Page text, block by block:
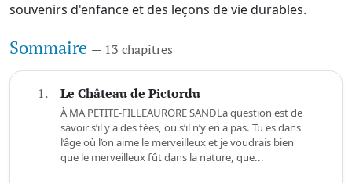
souvenirs d'enfance et des leçons de vie durables.
Sommaire — 13 chapitres
1. Le Château de Pictordu
À MA PETITE-FILLEAURORE SANDLa question est de
savoir s’il y a des fées, ou s’il n’y en a pas. Tu es dans
l’âge où l’on aime le merveilleux et je voudrais bien
que le merveilleux fût dans la nature, que...